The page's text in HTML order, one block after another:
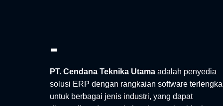
-
PT. Cendana Teknika Utama adalah penyedia
solusi ERP dengan rangkaian software
untuk berbagai jenis industri, yang dapat